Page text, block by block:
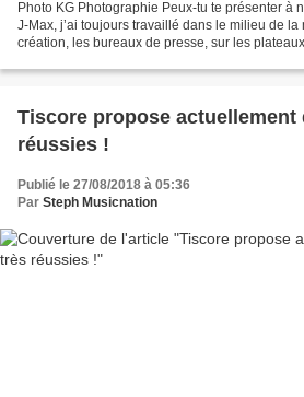
Photo KG Photographie Peux-tu te présenter à
J-Max, j’ai toujours travaillé dans le milieu de
création, les bureaux de presse, sur les
Tiscore propose
réussies !
Publié le 27/08/2018 à 05:36
Par Steph Musicnation